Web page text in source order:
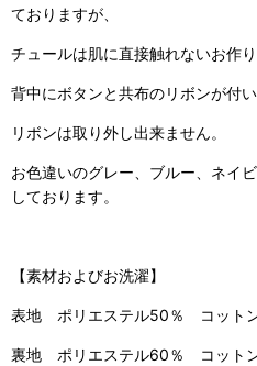
ておりますが、
チュールは肌に直接触れないお作
背中にボタンと共布のリボンが付
リボンは取り外し出来ません。
お色違いのグレー、ブルー、ネイ
しております。
【素材およびお洗濯】
表地 ポリエステル50％ コット
裏地 ポリエステル60％ コット